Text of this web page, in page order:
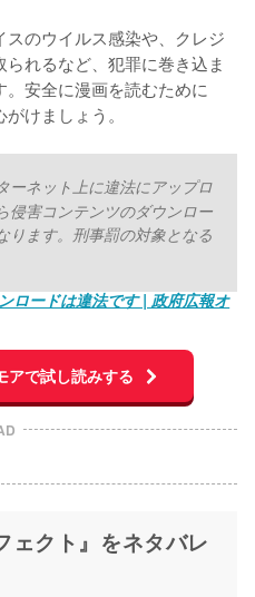
のウイルス感染や、クレジ
れるなど、犯罪に巻き込ま
安全に漫画を読むために
けましょう。
ーネット上に違法にアップロ
侵害コンテンツのダウンロー
ります。刑事罰の対象となる
ロードは違法です | 政府広報オ
アで試し読みする
ェクト』をネタバレ